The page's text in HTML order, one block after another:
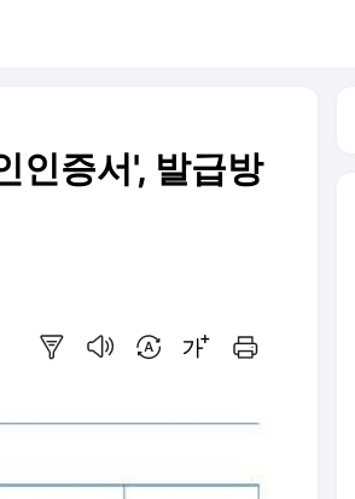
인증서', 발급방